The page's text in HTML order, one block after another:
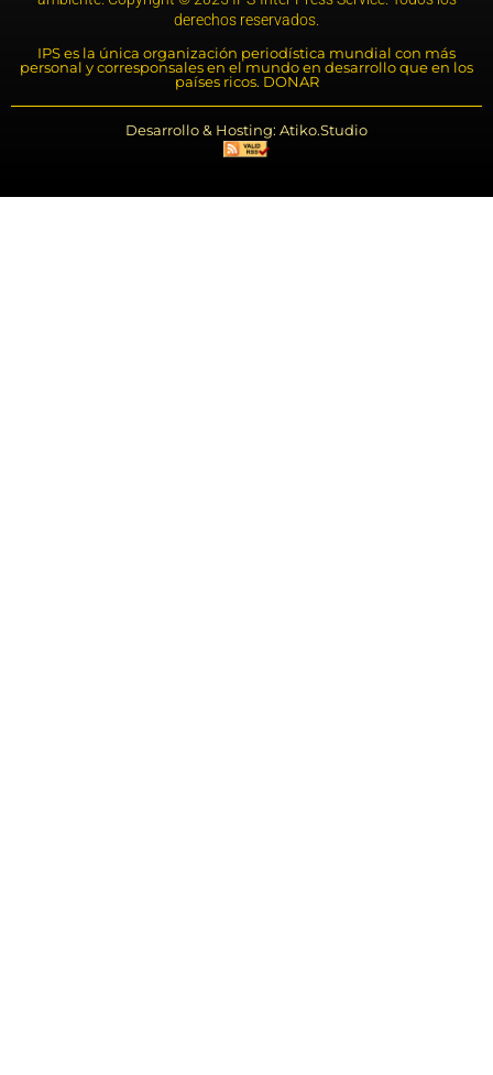
derechos reservados.
IPS es la única organización periodística mundial con más
personal y corresponsales en el mundo en desarrollo que en los
países ricos. DONAR
Desarrollo & Hosting: Atiko.Studio